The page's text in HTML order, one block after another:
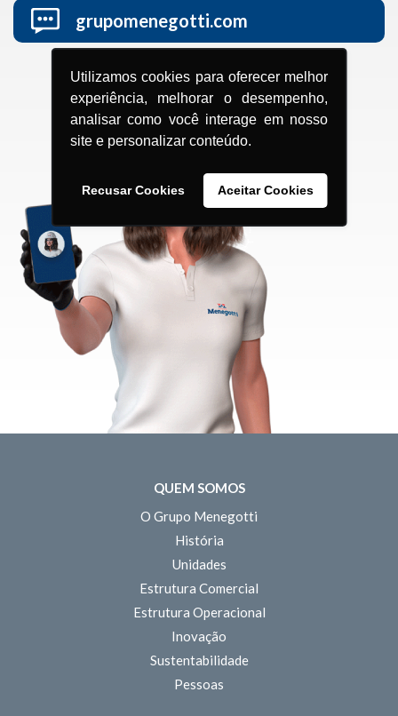
Utilizamos cookies para oferecer melhor
experiência, melhorar o desempenho,
analisar como você interage em nosso
site e personalizar conteúdo.
Recusar Cookies Aceitar Cookies
grupomenegotti.com
QUEM SOMOS
O Grupo Menegotti
História
Unidades
Estrutura Comercial
Estrutura Operacional
Inovação
Sustentabilidade
Pessoas